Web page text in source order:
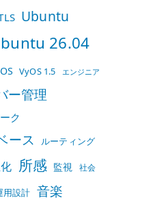
Ubuntu
26.04
VyOS 1.5 エンジニア
ー管理
ク
ース ルーティング
所感 監視 社会
用設計 音楽